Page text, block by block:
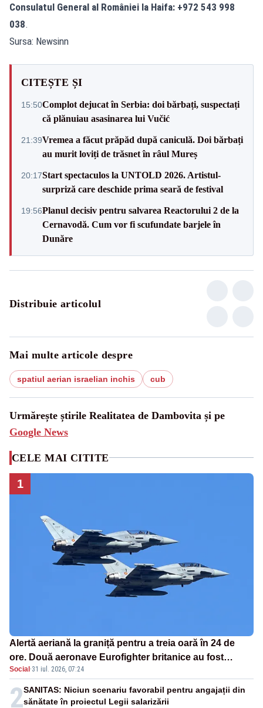
Consulatul General al României la Haifa: +972 543 998
038.
Sursa: Newsinn
CITEȘTE ȘI
15:50Complot dejucat în Serbia: doi bărbați, suspectați
că plănuiau asasinarea lui Vučić
21:39Vremea a făcut prăpăd după caniculă. Doi bărbați
au murit loviți de trăsnet în râul Mureș
20:17Start spectaculos la UNTOLD 2026. Artistul-
surpriză care deschide prima seară de festival
19:56Planul decisiv pentru salvarea Reactorului 2 de la
Cernavodă. Cum vor fi scufundate barjele în
Dunăre
Distribuie articolul
Mai multe articole despre
spatiul aerian israelian inchis cub
Urmărește știrile Realitatea de Dambovita și pe
Google News
CELE MAI CITITE
1
Alertă aeriană la graniță pentru a treia oară în 24 de
ore. Două aeronave Eurofighter britanice au fost
ridicate de la sol
Social ·31 iul. 2026, 07:24
2SANITAS: Niciun scenariu favorabil pentru angajații din
sănătate în proiectul Legii salarizării